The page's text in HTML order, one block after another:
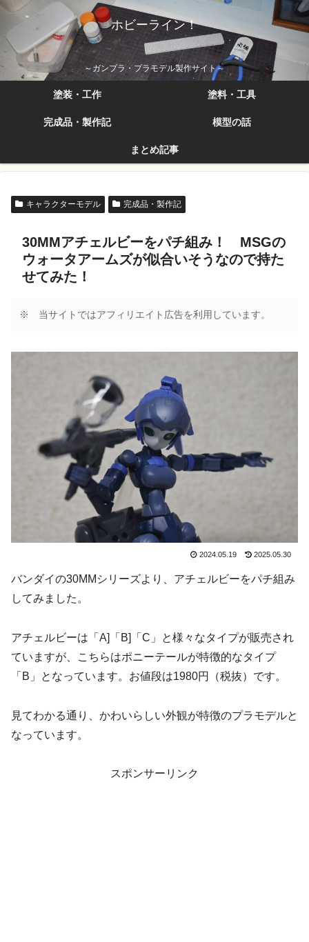
ホビーライン！
～ガンプラ・プラモデル製作サイト～
塗装・工作 塗料・工具
完成品・製作記 模型の話
まとめ記事
キャラクターモデル 完成品・製作記
30MMアチェルビーをパチ組み！ MSGの
ウォータアームズが似合いそうなので持た
せてみた！
※ 当サイトではアフィリエイト広告を利用しています。
2024.05.19 2025.05.30
バンダイの30MMシリーズより、アチェルビーをパチ組み
してみました。
アチェルビーは「A]「B]「C」と様々なタイプが販売され
ていますが、こちらはポニーテールが特徴的なタイプ
「B」となっています。お値段は1980円（税抜）です。
見てわかる通り、かわいらしい外観が特徴のプラモデルと
なっています。
スポンサーリンク